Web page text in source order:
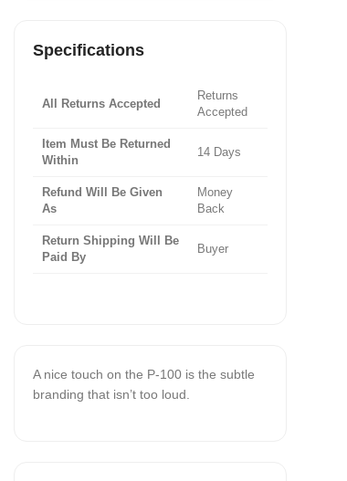
Specifications
All Returns Accepted
Returns
Accepted
Item Must Be Returned
Within
14 Days
Refund Will Be Given
As
Money
Back
Return Shipping Will Be
Paid By
Buyer
A nice touch on the P-100 is the subtle
branding that isn’t too loud.